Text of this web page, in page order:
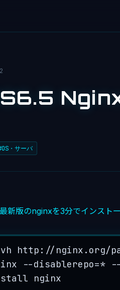
Nginx
・サーバ
新版のnginxを3分でインスト
http: //nginx.org/
--disablerepo=* --
nginx